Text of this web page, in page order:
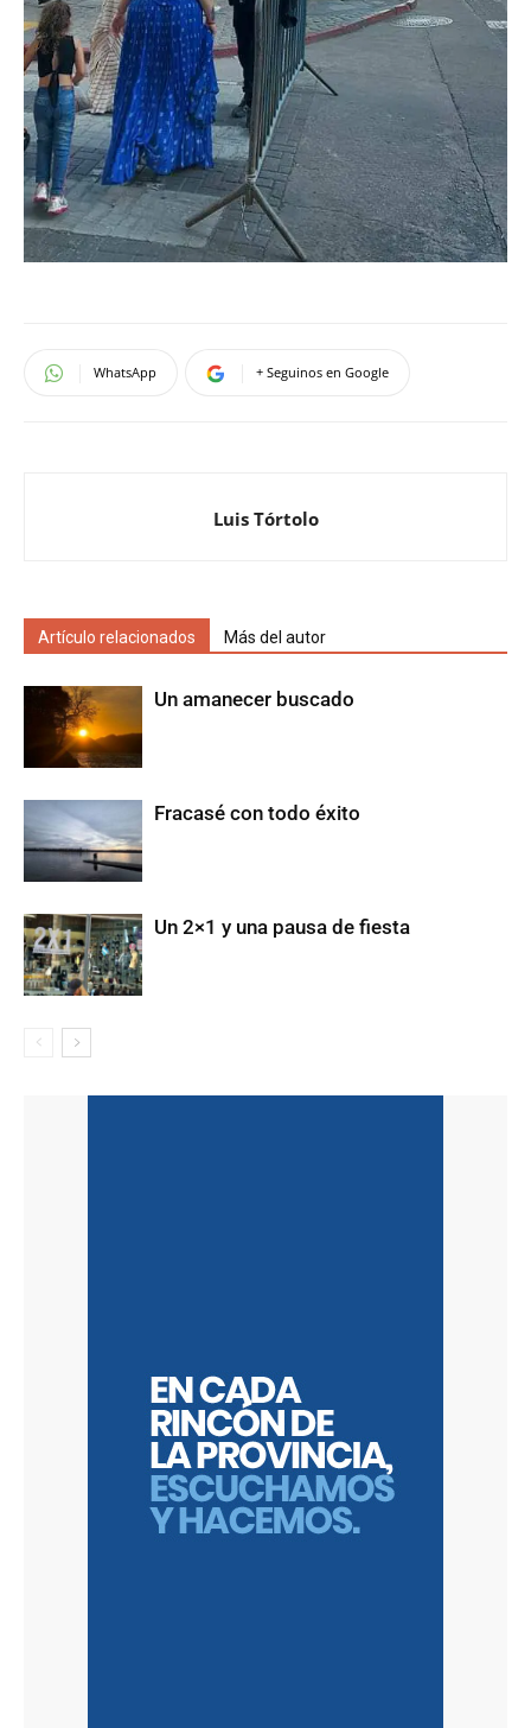
WhatsApp + Seguinos en Google
Luis Tórtolo
Artículo relacionados Más del autor
Un amanecer buscado
Fracasé con todo éxito
Un 2×1 y una pausa de fiesta